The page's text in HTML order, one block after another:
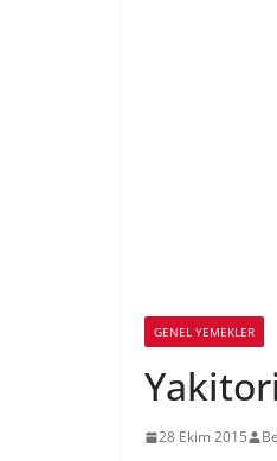
GENEL YEMEKLER
28 Ekim 2015